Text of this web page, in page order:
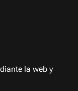
la web y